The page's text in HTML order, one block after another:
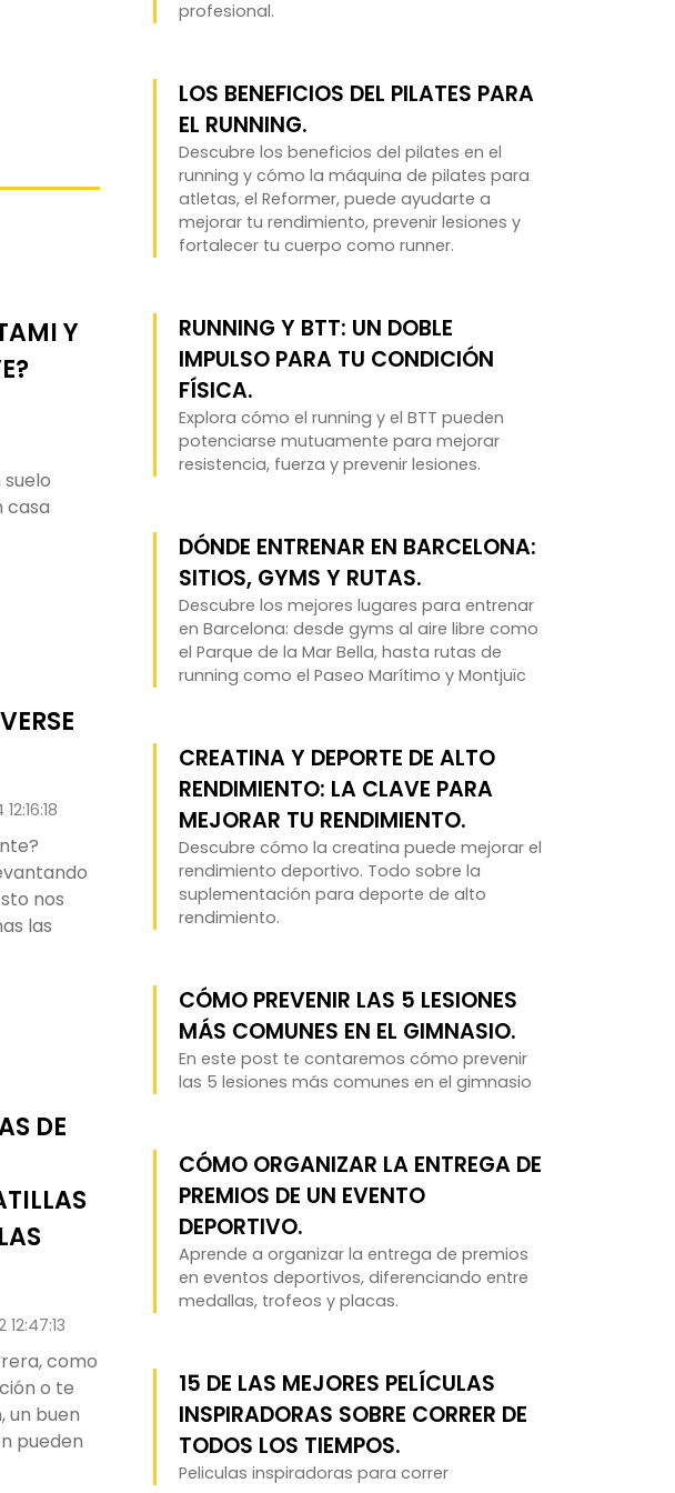
Y
casa
nos
las
DE
como
o te
un buen
pueden
profesional.
LOS BENEFICIOS DEL PILATES PARA
EL RUNNING.
Descubre los beneficios del pilates en el
running y cómo la máquina de pilates para
atletas, el Reformer, puede ayudarte a
mejorar tu rendimiento, prevenir lesiones y
fortalecer tu cuerpo como runner.
RUNNING Y BTT: UN DOBLE
IMPULSO PARA TU CONDICIÓN
FÍSICA.
Explora cómo el running y el BTT pueden
potenciarse mutuamente para mejorar
resistencia, fuerza y prevenir lesiones.
DÓNDE ENTRENAR EN BARCELONA:
SITIOS, GYMS Y RUTAS.
Descubre los mejores lugares para entrenar
en Barcelona: desde gyms al aire libre como
el Parque de la Mar Bella, hasta rutas de
running como el Paseo Marítimo y Montjuïc
CREATINA Y DEPORTE DE ALTO
RENDIMIENTO: LA CLAVE PARA
MEJORAR TU RENDIMIENTO.
Descubre cómo la creatina puede mejorar el
rendimiento deportivo. Todo sobre la
suplementación para deporte de alto
rendimiento.
CÓMO PREVENIR LAS 5 LESIONES
MÁS COMUNES EN EL GIMNASIO.
En este post te contaremos cómo prevenir
las 5 lesiones más comunes en el gimnasio
CÓMO ORGANIZAR LA ENTREGA DE
PREMIOS DE UN EVENTO
DEPORTIVO.
Aprende a organizar la entrega de premios
en eventos deportivos, diferenciando entre
medallas, trofeos y placas.
15 DE LAS MEJORES PELÍCULAS
INSPIRADORAS SOBRE CORRER DE
TODOS LOS TIEMPOS.
Peliculas inspiradoras para correr